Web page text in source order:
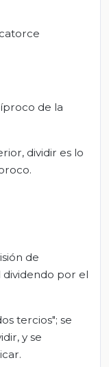
de la
dividir es lo
de
por el
tercios"; se
y se